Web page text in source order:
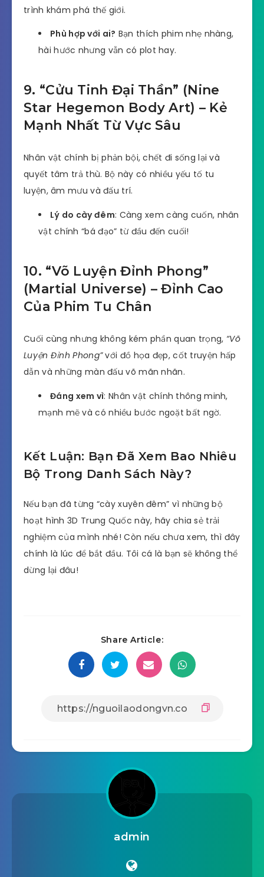
trình khám phá thế giới.
Phù hợp với ai? Bạn thích phim nhẹ nhàng,
hài hước nhưng vẫn có plot hay.
9. “Cửu Tinh Đại Thần” (Nine
Star Hegemon Body Art) – Kẻ
Mạnh Nhất Từ Vực Sâu
Nhân vật chính bị phản bội, chết đi sống lại và
quyết tâm trả thù. Bộ này có nhiều yếu tố tu
luyện, âm mưu và đấu trí.
Lý do cày đêm: Càng xem càng cuốn, nhân
vật chính “bá đạo” từ đầu đến cuối!
10. “Võ Luyện Đỉnh Phong”
(Martial Universe) – Đỉnh Cao
Của Phim Tu Chân
Cuối cùng nhưng không kém phần quan trọng, “Võ
Luyện Đỉnh Phong”với đồ họa đẹp, cốt truyện hấp
dẫn và những màn đấu võ mãn nhãn.
Đáng xem vì: Nhân vật chính thông minh,
mạnh mẽ và có nhiều bước ngoặt bất ngờ.
Kết Luận: Bạn Đã Xem Bao Nhiêu
Bộ Trong Danh Sách Này?
Nếu bạn đã từng “cày xuyên đêm” vì những bộ
hoạt hình 3D Trung Quốc này, hãy chia sẻ trải
nghiệm của mình nhé! Còn nếu chưa xem, thì đây
chính là lúc để bắt đầu. Tôi cá là bạn sẽ không thể
dừng lại đâu!
Share Article:
admin